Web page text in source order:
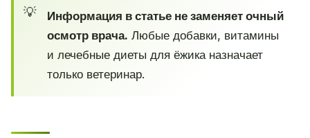
Информация в статье не заменяет очный
осмотр врача. Любые добавки, витамины
и лечебные диеты для ёжика назначает
только ветеринар.